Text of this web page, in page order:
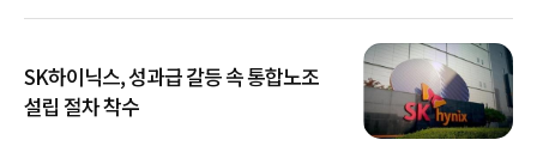
SK하이닉스, 성과급 갈등 속 통합노조
설립 절차 착수